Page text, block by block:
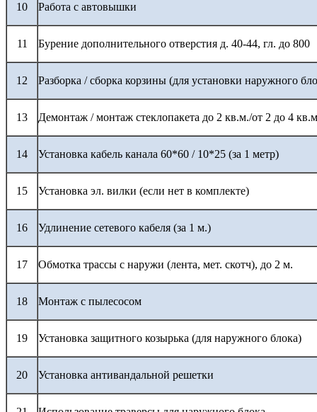
10 Работа с автовышки
11 Бурение дополнительного отверстия д. 40-44, гл. до 800
12 Разборка / сборка корзины (для установки наружного
13 Демонтаж / монтаж стеклопакета до 2 кв.м./от 2 до 4
14 Установка кабель канала 60*60 / 10*25 (за 1 метр)
15 Установка эл. вилки (если нет в комплекте)
16 Удлинение сетевого кабеля (за 1 м.)
17 Обмотка трассы с наружи (лента, мет. скотч), до 2 м.
18 Монтаж с пылесосом
19 Установка защитного козырька (для наружного блока)
20 Установка антивандальной решетки